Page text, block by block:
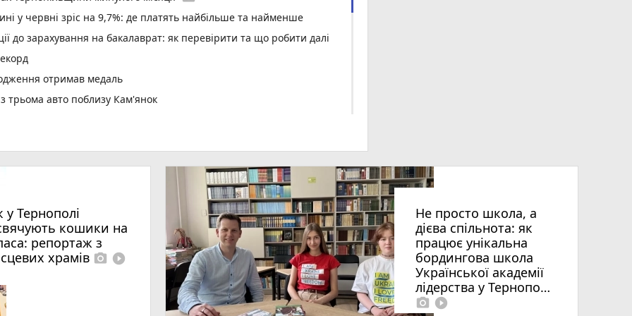
у червні зріс на 9,7%: де платять найбільше та найменше
до зарахування на бакалаврат: як перевірити та що робити далі
отримав медаль
трьома авто поблизу Кам'янок
Христового дівчині викликали «швидку»
станцій у школах і садках
новий сімейний лікар
і водії, і пасажири
взуття і втратила понад 63 тисячі гривень
000 гривень на масштабування в межах програми «Траєкторія»
репортаж з місцевих храмів play_circle_filledphoto_camera
у Тернополі
кошики на
репортаж з
храмів photo_camera play_circle_filled
Не просто школа, а
дієва спільнота: як
працює унікальна
бордингова школа
Української академії
лідерства у Тернополі
photo_camera play_circle_filled